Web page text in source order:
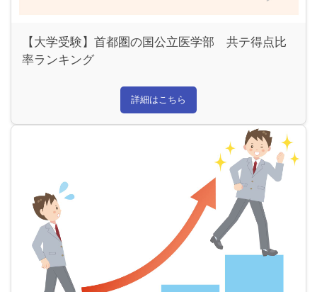
【大学受験】首都圏の国公立医学部 共テ得点比
率ランキング
詳細はこちら